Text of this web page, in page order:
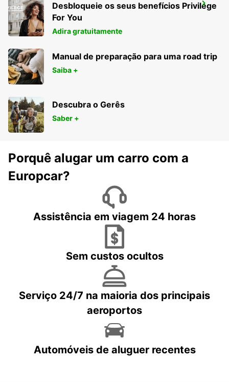
TAMPICO INTERNATIONAL AIRPORT
TAMPICO - MEXICO
Desbloqueie os seus benefícios Privilege
For You
Adira gratuitamente
Manual de preparação para uma road trip
Saiba +
Descubra o Gerês
Saber +
Porquê alugar um carro com a
Europcar?
Assistência em viagem 24 horas
Sem custos ocultos
Serviço 24/7 na maioria dos principais
aeroportos
Automóveis de aluguer recentes